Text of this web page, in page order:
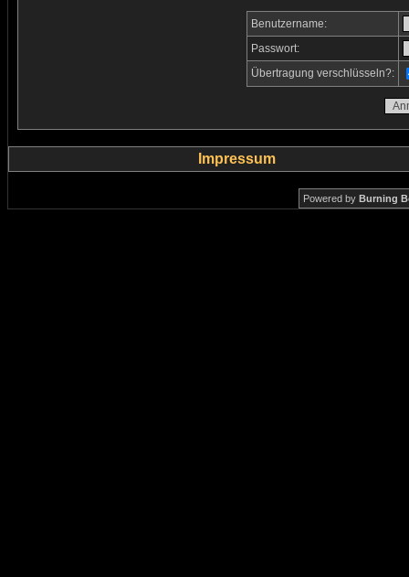
Benutzername:
Passwort:
Übertragung verschlüsseln?:
Impressum
Powered by Burning